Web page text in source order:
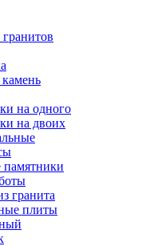
на одного
на двоих
гранита
плиты